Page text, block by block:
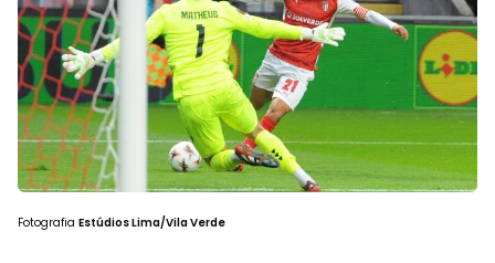
Fotografia Estúdios Lima/Vila Verde